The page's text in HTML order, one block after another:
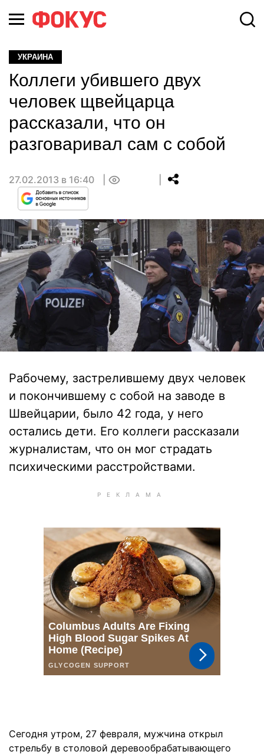
УКРАИНА
Коллеги убившего двух
человек щвейцарца
рассказали, что он
разговаривал сам с собой
27.02.2013 в 16:40
Рабочему, застрелившему двух человек
и покончившему с собой на заводе в
Швейцарии, было 42 года, у него
остались дети. Его коллеги рассказали
журналистам, что он мог страдать
психическими расстройствами.
Сегодня утром, 27 февраля, мужчина открыл
стрельбу в столовой деревообрабатывающего